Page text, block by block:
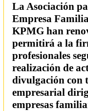
La Asociación
Empresa
KPMG han
permitirá a la
profesionales
realización de
divulgación con
empresarial
empresas